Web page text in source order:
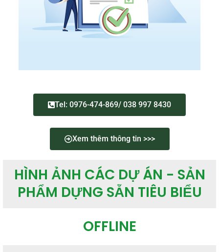
Tel: 0976-474-869/ 038 997 8430
Xem thêm thông tin >>>
HÌNH ẢNH CÁC DỰ ÁN - SẢN
PHẨM DỰNG SẴN TIÊU BIỂU
OFFLINE